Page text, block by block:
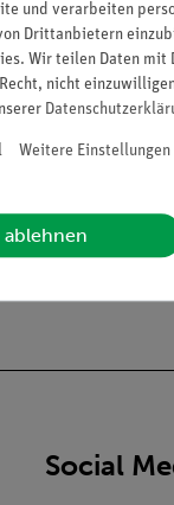
Social
und verarbeiten
Drittanbietern
Wir teilen Daten
nicht
Weitere Einstellungen
ablehnen